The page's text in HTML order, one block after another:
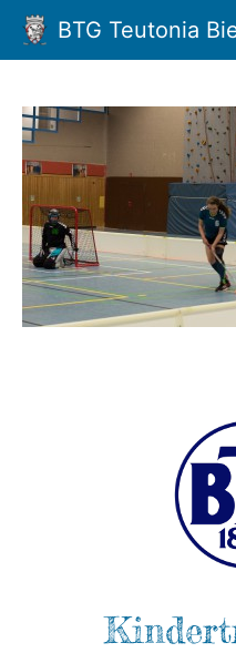
BTG Teutonia